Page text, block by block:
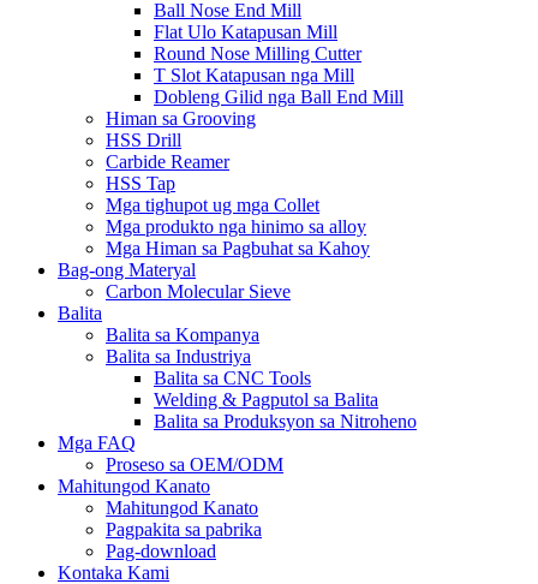
Ball Nose End Mill
Flat Ulo Katapusan Mill
Round Nose Milling Cutter
T Slot Katapusan nga Mill
Dobleng Gilid nga Ball End Mill
Himan sa Grooving
HSS Drill
Carbide Reamer
HSS Tap
Mga tighupot ug mga Collet
Mga produkto nga hinimo sa alloy
Mga Himan sa Pagbuhat sa Kahoy
Bag-ong Materyal
Carbon Molecular Sieve
Balita
Balita sa Kompanya
Balita sa Industriya
Balita sa CNC Tools
Welding & Pagputol sa Balita
Balita sa Produksyon sa Nitroheno
Mga FAQ
Proseso sa OEM/ODM
Mahitungod Kanato
Mahitungod Kanato
Pagpakita sa pabrika
Pag-download
Kontaka Kami